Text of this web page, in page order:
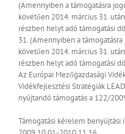
(Amennyiben a támogatásra
követően 2014. március 31.
részben helyt adó támogatási
31. (Amennyiben a
követően 2014. március 31.
részben helyt adó támogatási
Az Európai Mezőgazdasági
Vidékfejlesztési Stratégiák
nyújtandó támogatás a 122/
Támogatási kérelem benyújtási